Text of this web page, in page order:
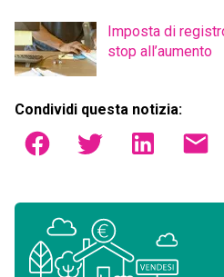
Imposta di
stop all’aumento
Condividi questa notizia: